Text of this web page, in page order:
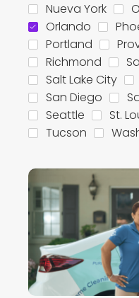
Nueva York
Orlando
Portland
Richmond
Salt Lake City
San Diego
Seattle
St.
Tucson